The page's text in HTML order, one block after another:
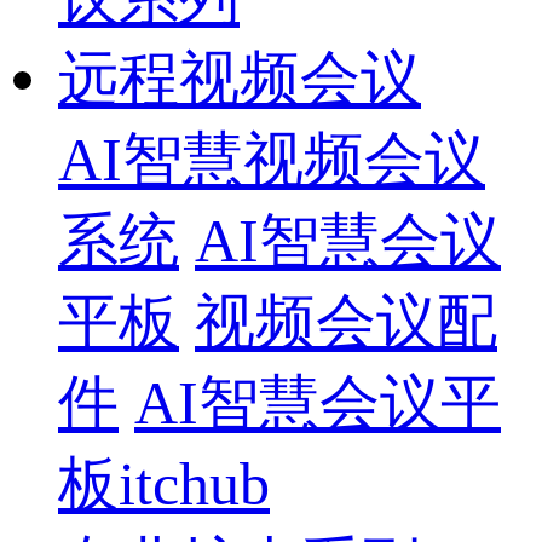
远程视频会议
AI智慧视频会议
系统 AI智慧会议
平板 视频会议配
件 AI智慧会议平
板itchub